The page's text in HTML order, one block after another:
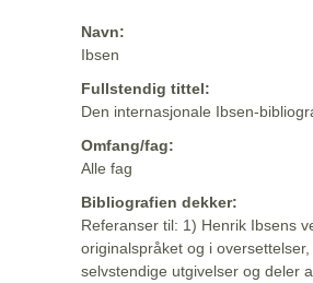
Navn:
Ibsen
Fullstendig tittel:
Den internasjonale Ibsen-
Omfang/fag:
Alle fag
Bibliografien dekker:
Referanser til: 1) Henrik Ibsens
originalspråket og i
selvstendige utgivelser og deler